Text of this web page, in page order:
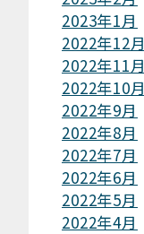
2023年1月
2022年12月
2022年11月
2022年10月
2022年9月
2022年8月
2022年7月
2022年6月
2022年5月
2022年4月